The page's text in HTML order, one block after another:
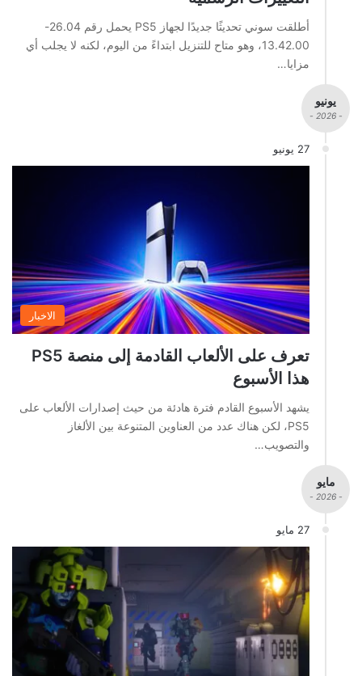
أطلقت سوني تحديثًا جديدًا لجهاز PS5 يحمل رقم 26.04-
13.42.00، وهو متاح للتنزيل ابتداءً من اليوم، لكنه لا يجلب أي
مزايا…
يونيو
- 2026 -
27 يونيو
الاخبار
تعرف على الألعاب القادمة إلى منصة PS5
هذا الأسبوع
يشهد الأسبوع القادم فترة هادئة من حيث إصدارات الألعاب على
PS5، لكن هناك عدد من العناوين المتنوعة بين الألغاز
والتصويب…
مايو
- 2026 -
27 مايو